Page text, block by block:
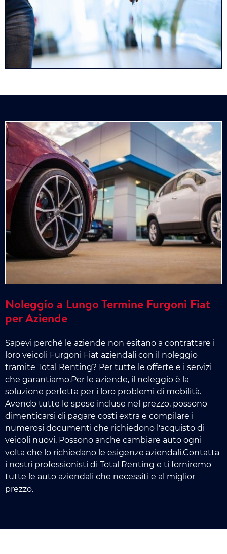
Noleggio a Lungo Termine Furgoni Fiat
per Aziende
Sapevi perché le aziende non esitano a contrattare i
loro veicoli Furgoni Fiat aziendali con il noleggio
tramite Total Renting? Per tutte le offerte e i servizi
che garantiamo.Per le aziende, il noleggio è la
soluzione perfetta per i loro problemi di mobilità.
Avendo tutte le spese incluse nel prezzo, possono
dimenticarsi di pagare costi extra e compilare i
numerosi documenti che richiedono l'acquisto di
veicoli nuovi. Possono anche cambiare auto ogni
volta che lo richiedano le esigenze aziendali.Contatta
i nostri professionisti di Total Renting e ti forniremo
tutte le auto aziendali che necessiti e al miglior
prezzo.